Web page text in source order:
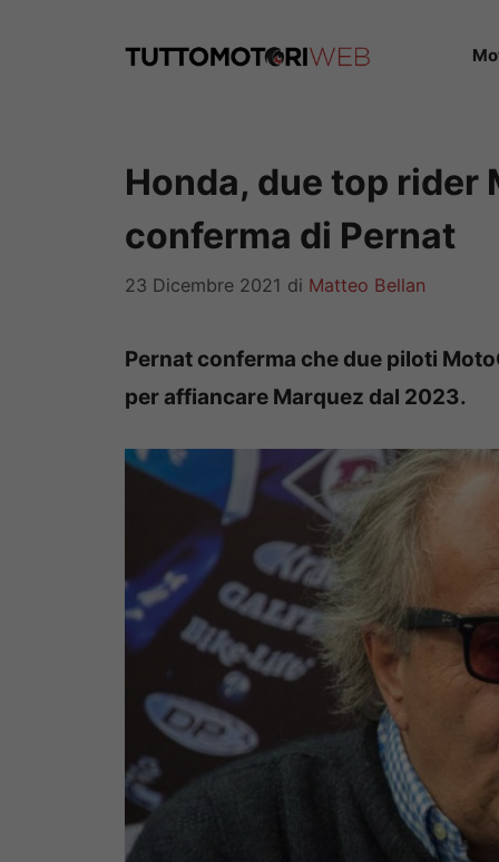
Honda, due top rider
conferma di Pernat
23 Dicembre 2021 di Matteo Bellan
Pernat conferma che due piloti
per affiancare Marquez dal 2023.